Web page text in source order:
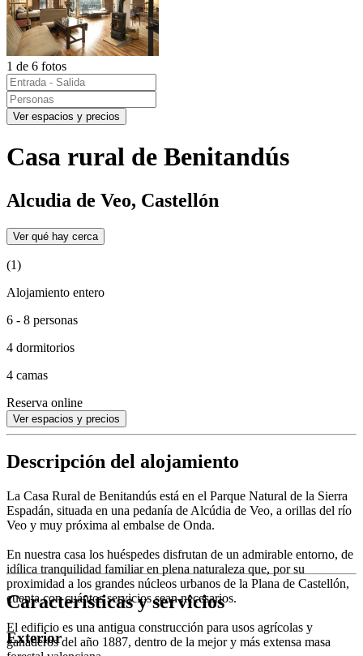
1 de 6 fotos
Ver espacios y precios
Casa rural de Benitandús
Alcudia de Veo, Castellón
Ver qué hay cerca
(1)
Alojamiento entero
6 - 8 personas
4 dormitorios
4 camas
Reserva online
Ver espacios y precios
Descripción del alojamiento
La Casa Rural de Benitandús está en el Parque Natural de la Sierra
Espadán, situada en una pedanía de Alcúdia de Veo, a orillas del río
Veo y muy próxima al embalse de Onda.
En nuestra casa los huéspedes disfrutan de un admirable entorno, de
idílica tranquilidad familiar en plena naturaleza que, por su
proximidad a los grandes núcleos urbanos de la Plana de Castellón,
cuenta con cuántos servicios sean necesarios.
El edificio es una antigua construcción para usos agrícolas y
ganaderos del año 1887, dentro de la mejor y más extensa masa
Características y servicios
Exterior